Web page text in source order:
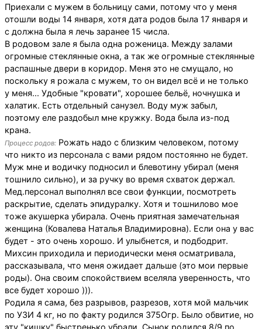
Приехали с мужем в больницу сами, потому что у меня
отошли воды 14 января, хотя дата родов была 17 января и
с должна была я лечь заранее 15 числа.
В родовом зале я была одна роженица. Между залами
огромные стеклянные окна, а так же огромные стеклянные
распашные двери в коридор. Меня это не смущало, но
поскольку я рожала с мужем, то он видел всё и не только
у меня... Удобные "кровати", хорошее бельё, ночнушка и
халатик. Есть отдельный санузел. Воду муж забыл,
поэтому еле раздобыл мне кружку. Вода была из-под
крана.
Процесс родов: Рожать надо с близким человеком, потому
что никто из персонала с вами рядом постоянно не будет.
Муж мне и водичку подносил и блевотину убирал (меня
тошнило сильно), и за ручку во время схваток держал.
Мед.персонал выполнял все свои функции, посмотреть
раскрытие, сделать эпидуралку. Хотя и тошнилово мое
тоже акушерка убирала. Очень приятная замечательная
женщина (Ковалева Наталья Владимировна). Если она у вас
будет - это очень хорошо. И улыбнется, и подбодрит.
Михсин приходила и периодически меня осматривала,
рассказывала, что меня ожидает дальше (это мои первые
роды). Она своим спокойствием вселяла уверенность, что
все будет хорошо ))).
Родила я сама, без разрывов, разрезов, хотя мой мальчик
по УЗИ 4 кг, но по факту родился 375Огр. Было обвитие, но
эту "кишку" быстренько убрали. Сынок родился 8/9 по